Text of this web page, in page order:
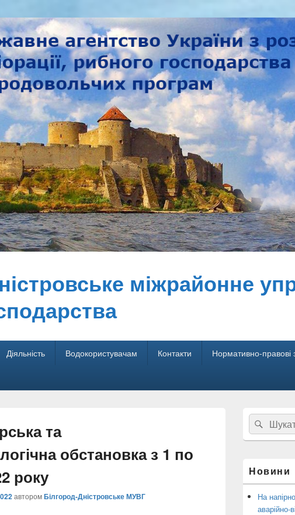
міжрайонне
Діяльність Водокористувачам Контакти Нормативно-правові
та
обстановка з 1 по
року
авторомБілгород-Дністровське МУВГ
Головна
бокова
панель
віджетів
Search
for:
Пошук
Новини
На
аварійно-